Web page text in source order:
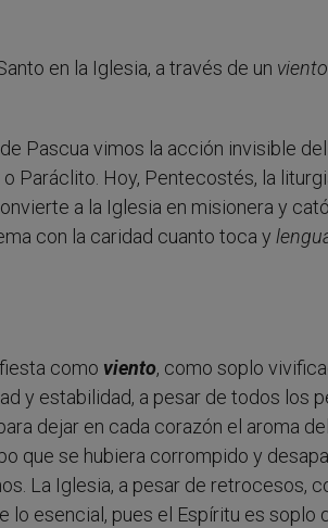
en la Iglesia, a través de un viento
Pascua vimos la acción invisible
Paráclito. Hoy, Pentecostés, la
a la Iglesia en misionera y
con la caridad cuanto toca y
como viento, como soplo
y estabilidad, a pesar de todos los
dejar en cada corazón el aroma
que se hubiera corrompido y
La Iglesia, a pesar de retrocesos,
esencial, pues el Espíritu es soplo